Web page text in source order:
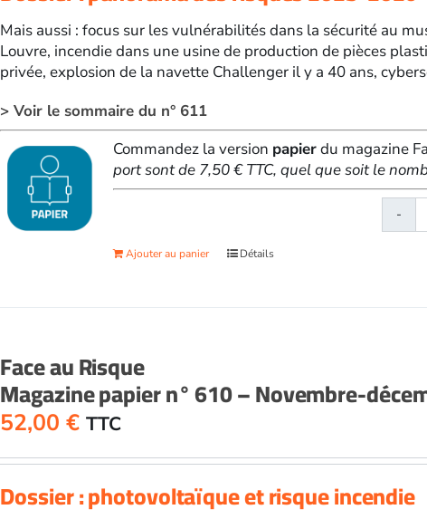
Mais aussi : focus sur les vulnérabilités dans la sécurité au
Louvre, incendie dans une usine de production de pièces
privée, explosion de la navette Challenger il y a 40 ans,
> Voir le sommaire du n° 611
Commandez la version papierdu magazine
port sont de 7,50 € TTC, quel que soit le
Ajouter au panier Détails
Face au Risque
Magazine papier n° 610 – Novembre-
52,00€ TTC
Dossier : photovoltaïque et risque incendie